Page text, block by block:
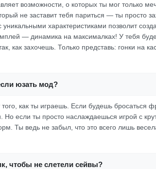
возможности, о которых ты мог только
не заставит тебя париться — ты просто
характеристиками позволит
— динамика на максималках! У тебя
как захочешь. Только представь: гонки на
юзать мод?
как ты играешь. Если будешь бросаться
Но если ты просто наслаждаешься игрой с
Ты ведь не забыл, что это всего лишь
чтобы не слетели сейвы?